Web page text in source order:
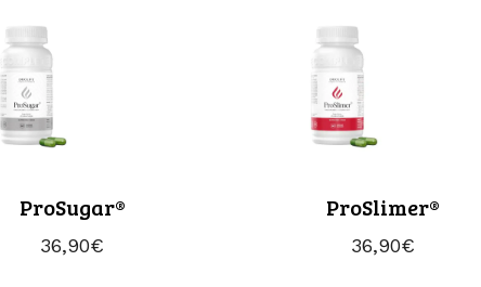
ProSugar®
€
36,90
ProSlimer®
€
36,90